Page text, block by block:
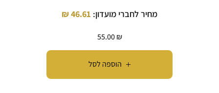
הוספה לסל
מחיר לחברי מועדון: 46.61
₪
55.00₪